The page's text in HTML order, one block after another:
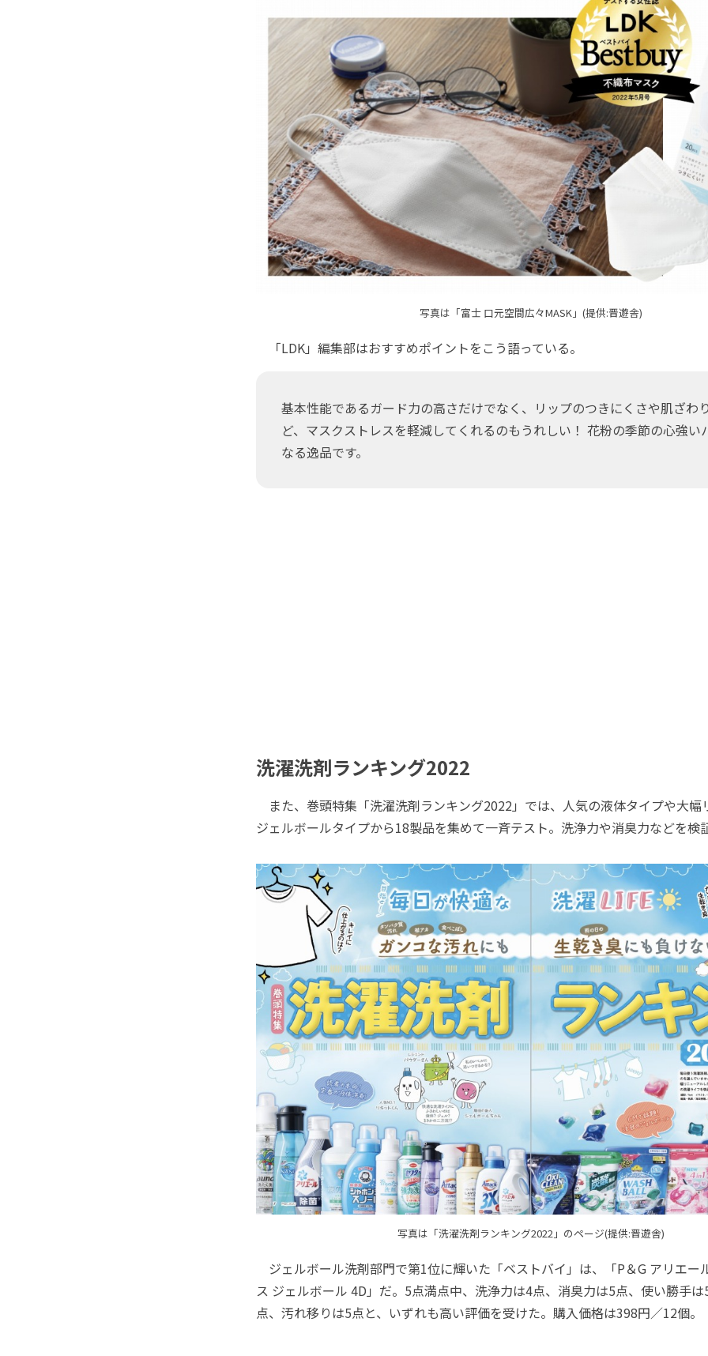
写真は「富士 口元空間広々MASK」(提供:晋遊舎)
「LDK」編集部はおすすめポイントをこう語っている。
基本性能であるガード力の高さだけでなく、リップのつきにくさや肌ざわ
ど、マスクストレスを軽減してくれるのもうれしい！ 花粉の季節の心強い
なる逸品です。
洗濯洗剤ランキング2022
また、巻頭特集「洗濯洗剤ランキング2022」では、人気の液体タイプや大幅
ジェルボールタイプから18製品を集めて一斉テスト。洗浄力や消臭力などを検
写真は「洗濯洗剤ランキング2022」のページ(提供:晋遊舎)
ジェルボール洗剤部門で第1位に輝いた「ベストバイ」は、「P＆G アリエー
ス ジェルボール 4D」だ。5点満点中、洗浄力は4点、消臭力は5点、使い勝手
点、汚れ移りは5点と、いずれも高い評価を受けた。購入価格は398円／12個。